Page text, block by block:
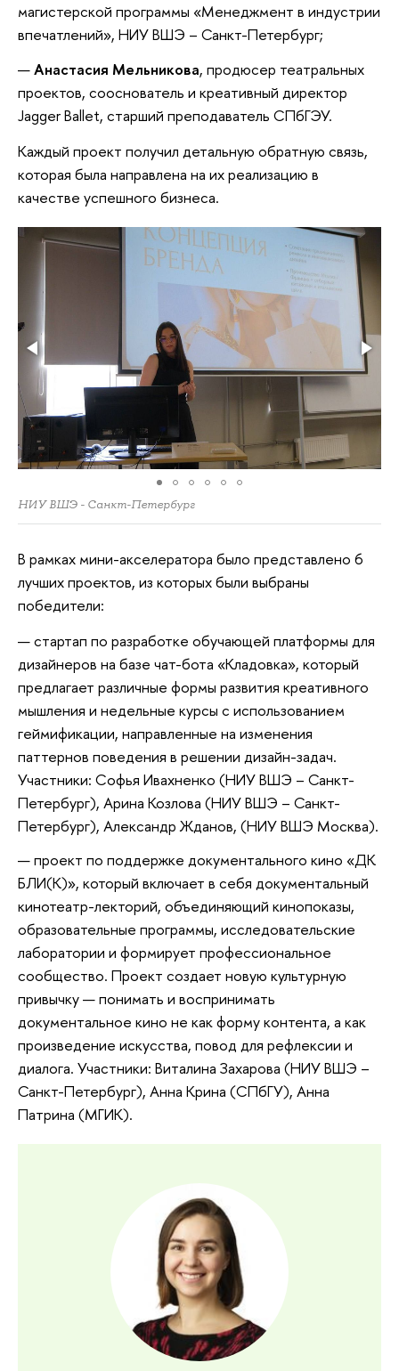
магистерской программы «Менеджмент в индустрии
впечатлений», НИУ ВШЭ – Санкт-Петербург;
Анастасия Мельникова, продюсер театральных
проектов, сооснователь и креативный директор
Jagger Ballet, старший преподаватель СПбГЭУ.
Каждый проект получил детальную обратную связь,
которая была направлена на их реализацию в
качестве успешного бизнеса.
НИУ ВШЭ - Санкт-Петербург
В рамках мини-акселератора было представлено 6
лучших проектов, из которых были выбраны
победители:
стартап по разработке обучающей платформы для
дизайнеров на базе чат-бота «Кладовка», который
предлагает различные формы развития креативного
мышления и недельные курсы с использованием
геймификации, направленные на изменения
паттернов поведения в решении дизайн-задач.
Участники: Софья Ивахненко (НИУ ВШЭ – Санкт-
Петербург), Арина Козлова (НИУ ВШЭ – Санкт-
Петербург), Александр Жданов, (НИУ ВШЭ Москва).
проект по поддержке документального кино «ДК
БЛИ(К)», который включает в себя документальный
кинотеатр-лекторий, объединяющий кинопоказы,
образовательные программы, исследовательские
лаборатории и формирует профессиональное
сообщество. Проект создает новую культурную
привычку — понимать и воспринимать
документальное кино не как форму контента, а как
произведение искусства, повод для рефлексии и
диалога. Участники: Виталина Захарова (НИУ ВШЭ –
Санкт-Петербург), Анна Крина (СПбГУ), Анна
Патрина (МГИК).